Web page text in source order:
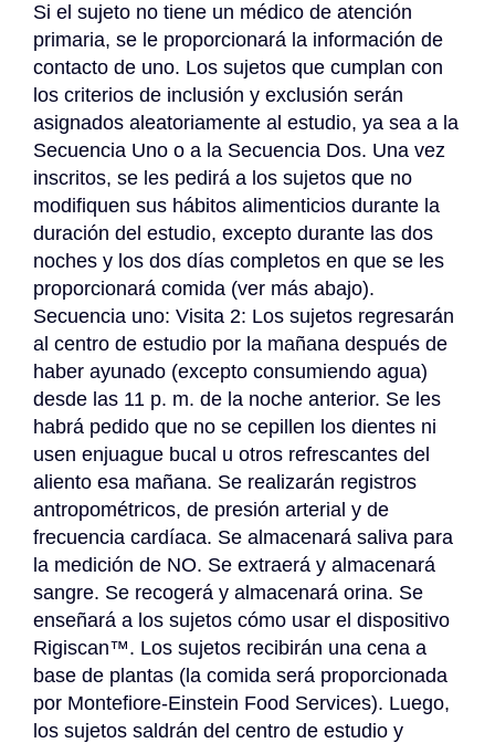
Si el sujeto no tiene un médico de atención
primaria, se le proporcionará la información de
contacto de uno. Los sujetos que cumplan con
los criterios de inclusión y exclusión serán
asignados aleatoriamente al estudio, ya sea a la
Secuencia Uno o a la Secuencia Dos. Una vez
inscritos, se les pedirá a los sujetos que no
modifiquen sus hábitos alimenticios durante la
duración del estudio, excepto durante las dos
noches y los dos días completos en que se les
proporcionará comida (ver más abajo).
Secuencia uno: Visita 2: Los sujetos regresarán
al centro de estudio por la mañana después de
haber ayunado (excepto consumiendo agua)
desde las 11 p. m. de la noche anterior. Se les
habrá pedido que no se cepillen los dientes ni
usen enjuague bucal u otros refrescantes del
aliento esa mañana. Se realizarán registros
antropométricos, de presión arterial y de
frecuencia cardíaca. Se almacenará saliva para
la medición de NO. Se extraerá y almacenará
sangre. Se recogerá y almacenará orina. Se
enseñará a los sujetos cómo usar el dispositivo
Rigiscan™. Los sujetos recibirán una cena a
base de plantas (la comida será proporcionada
por Montefiore-Einstein Food Services). Luego,
los sujetos saldrán del centro de estudio y